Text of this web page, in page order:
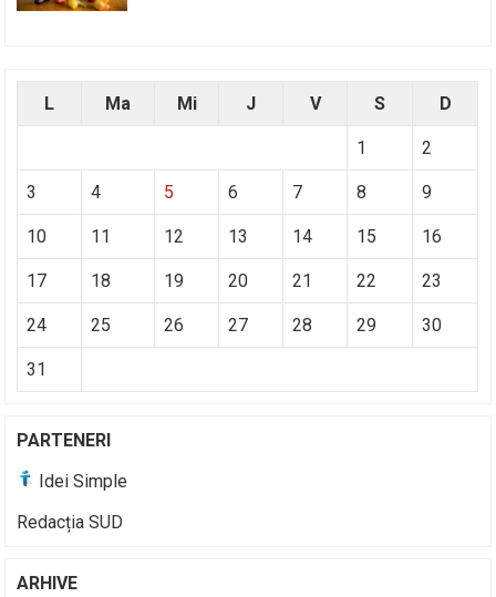
L Ma Mi J V S D
1 2
3 4 5 6 7 8 9
10 11 12 13 14 15 16
17 18 19 20 21 22 23
24 25 26 27 28 29 30
31
PARTENERI
Idei Simple
Redacția SUD
ARHIVE